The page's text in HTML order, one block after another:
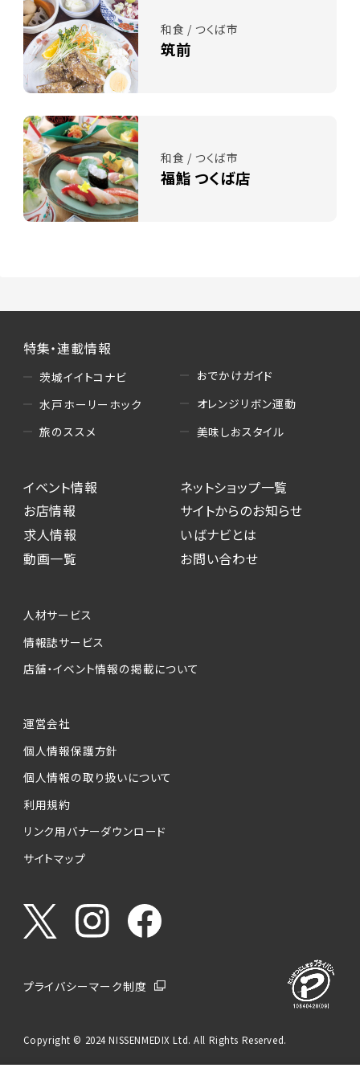
和食 / つくば市
筑前
和食 / つくば市
福鮨 つくば店
特集・連載情報
茨城イイトコナビ
水戸ホーリーホック
旅のススメ
おでかけガイド
オレンジリボン運動
美味しおスタイル
イベント情報
お店情報
求人情報
動画一覧
ネットショップ一覧
サイトからのお知らせ
いばナビとは
お問い合わせ
人材サービス
情報誌サービス
店舗・イベント情報の掲載について
運営会社
個人情報保護方針
個人情報の取り扱いについて
利用規約
リンク用バナーダウンロード
サイトマップ
プライバシーマーク制度
Copyright © 2024 NISSENMEDIX Ltd. All Rights Reserved.